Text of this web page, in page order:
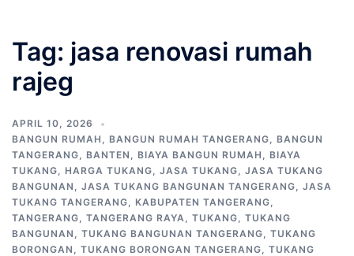
Tag: jasa renovasi rumah
rajeg
APRIL 10, 2026
BANGUN RUMAH , BANGUN RUMAH TANGERANG, BANGUN
TANGERANG, BANTEN , BIAYA BANGUN RUMAH , BIAYA
TUKANG, HARGA TUKANG, JASA TUKANG, JASA TUKANG
BANGUNAN , JASA TUKANG BANGUNAN TANGERANG, JASA
TUKANG TANGERANG, KABUPATEN TANGERANG,
TANGERANG, TANGERANG RAYA, TUKANG, TUKANG
BANGUNAN , TUKANG BANGUNAN TANGERANG, TUKANG
BORONGAN , TUKANG BORONGAN TANGERANG, TUKANG